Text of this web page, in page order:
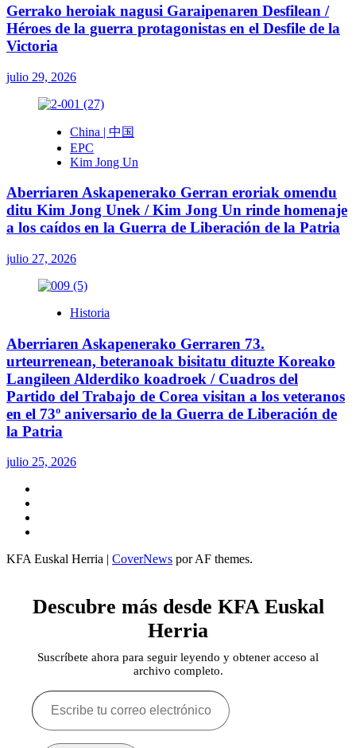
Gerrako heroiak nagusi Garaipenaren Desfilean /
Héroes de la guerra protagonistas en el Desfile de la
Victoria
julio 29, 2026
China | 中国
EPC
Kim Jong Un
Aberriaren Askapenerako Gerran eroriak omendu
ditu Kim Jong Unek / Kim Jong Un rinde homenaje
a los caídos en la Guerra de Liberación de la Patria
julio 27, 2026
Historia
Aberriaren Askapenerako Gerraren 73.
urteurrenean, beteranoak bisitatu dituzte Koreako
Langileen Alderdiko koadroek / Cuadros del
Partido del Trabajo de Corea visitan a los veteranos
en el 73º aniversario de la Guerra de Liberación de
la Patria
julio 25, 2026
KFA Euskal Herria | CoverNews por AF themes.
Descubre más desde KFA Euskal
Herria
Suscríbete ahora para seguir leyendo y obtener acceso al
archivo completo.
Escribe
tu
correo